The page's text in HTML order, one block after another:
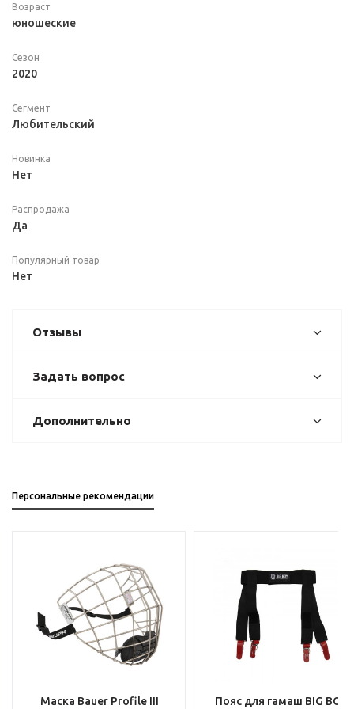
Возраст
юношеские
Сезон
2020
Сегмент
Любительский
Новинка
Нет
Распродажа
Да
Популярный товар
Нет
Отзывы
Задать вопрос
Дополнительно
Персональные рекомендации
Маска Bauer Profile III Пояс для гамаш BIG BOY